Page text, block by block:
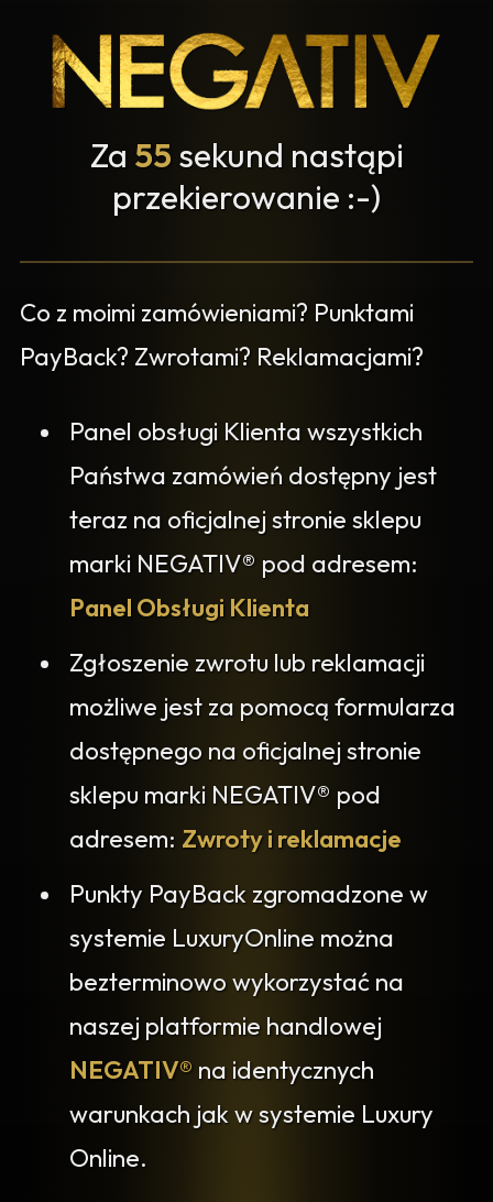
Za 55 sekund nastąpi
przekierowanie :-)
Co z moimi zamówieniami? Punktami
PayBack? Zwrotami? Reklamacjami?
Panel obsługi Klienta wszystkich
Państwa zamówień dostępny jest
teraz na oficjalnej stronie sklepu
marki NEGATIV® pod adresem:
Panel Obsługi Klienta
Zgłoszenie zwrotu lub reklamacji
możliwe jest za pomocą formularza
dostępnego na oficjalnej stronie
sklepu marki NEGATIV® pod
adresem: Zwroty i reklamacje
Punkty PayBack zgromadzone w
systemie LuxuryOnline można
bezterminowo wykorzystać na
naszej platformie handlowej
NEGATIV® na identycznych
warunkach jak w systemie Luxury
Online.